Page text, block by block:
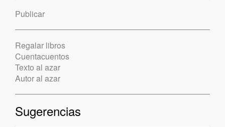
Publicar
Regalar libros
Cuentacuentos
Texto al azar
Autor al azar
Sugerencias